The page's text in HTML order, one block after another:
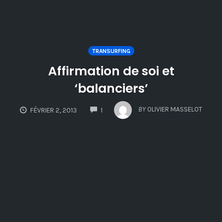
TRANSURFING
Affirmation de soi et
‘balanciers’
FÉVRIER 2, 2013 1
COMMENTS
BY OLIVIER MASSELOT